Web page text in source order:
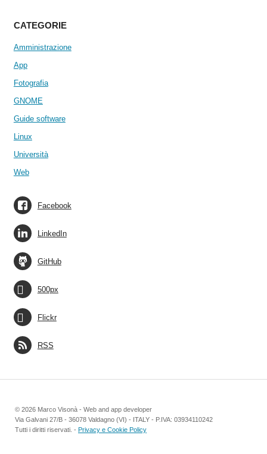
CATEGORIE
Amministrazione
App
Fotografia
GNOME
Guide software
Linux
Università
Web
Facebook
LinkedIn
GitHub
500px
Flickr
RSS
© 2026 Marco Visonà - Web and app developer
Via Galvani 27/B - 36078 Valdagno (VI) - ITALY - P.IVA: 03934110242
Tutti i diritti riservati. - Privacy e Cookie Policy